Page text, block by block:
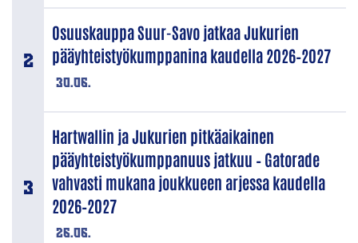
30.06.
Osuuskauppa Suur-Savo jatkaa Jukurien
pääyhteistyökumppanina kaudella 2026–2027
26.06.
Hartwallin ja Jukurien pitkäaikainen
pääyhteistyökumppanuus jatkuu – Gatorade
vahvasti mukana joukkueen arjessa kaudella
2026–2027